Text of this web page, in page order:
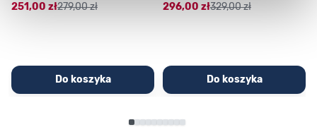
251,00 zł279,00 zł
Do koszyka
296,00 zł329,00 zł
Do koszyka